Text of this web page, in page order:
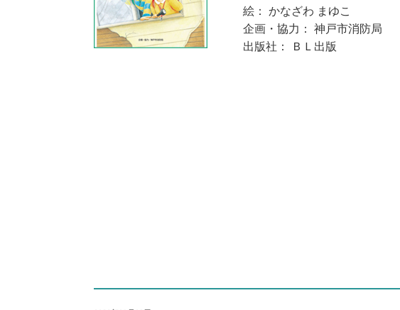
絵： かなざわ まゆこ
企画・協力： 神戸市消防局
出版社： ＢＬ出版